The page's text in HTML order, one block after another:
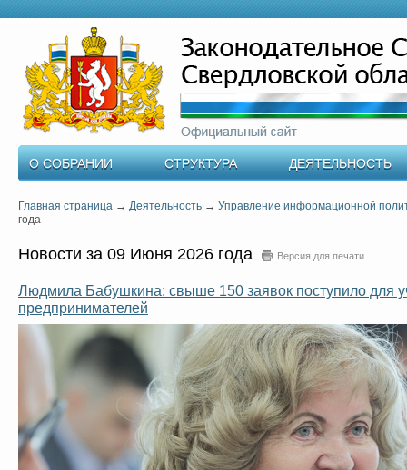
О СОБРАНИИ СТРУКТУРА ДЕЯТЕЛЬНОСТЬ
Главная страница → Деятельность → Управление информационной
года
Новости за 09 Июня 2026 года Версия для печати
Людмила Бабушкина: свыше 150 заявок поступило для
предпринимателей